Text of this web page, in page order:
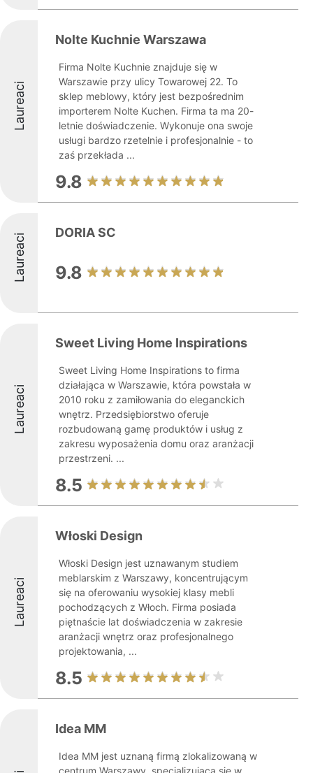
Laureaci
Nolte Kuchnie Warszawa
Firma Nolte Kuchnie znajduje się w
Warszawie przy ulicy Towarowej 22. To
sklep meblowy, który jest bezpośrednim
importerem Nolte Kuchen. Firma ta ma 20-
letnie doświadczenie. Wykonuje ona swoje
usługi bardzo rzetelnie i profesjonalnie - to
zaś przekłada ...
9.8
Laureaci DORIA SC
9.8
Laureaci
Sweet Living Home Inspirations
Sweet Living Home Inspirations to firma
działająca w Warszawie, która powstała w
2010 roku z zamiłowania do eleganckich
wnętrz. Przedsiębiorstwo oferuje
rozbudowaną gamę produktów i usług z
zakresu wyposażenia domu oraz aranżacji
przestrzeni. ...
8.5
Laureaci
Włoski Design
Włoski Design jest uznawanym studiem
meblarskim z Warszawy, koncentrującym
się na oferowaniu wysokiej klasy mebli
pochodzących z Włoch. Firma posiada
piętnaście lat doświadczenia w zakresie
aranżacji wnętrz oraz profesjonalnego
projektowania, ...
8.5
Idea MM
Idea MM jest uznaną firmą zlokalizowaną w
centrum Warszawy, specjalizującą się w